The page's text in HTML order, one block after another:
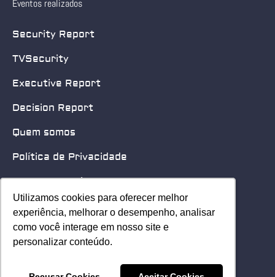
Utilizamos cookies para oferecer melhor
experiência, melhorar o desempenho, analisar
como você interage em nosso site e
personalizar conteúdo.
Utilizamos cookies para oferecer melhor
experiência, melhorar o desempenho, analisar
como você interage em nosso site e
personalizar conteúdo.
Eventos realizados
Security Report
TVSecurity
Executive Report
Decision Report
Quem somos
Política de Privacidade
Quero patrocinar
Contato
Home
© 2025 Security Leader. Todos os Direitos Reservados.